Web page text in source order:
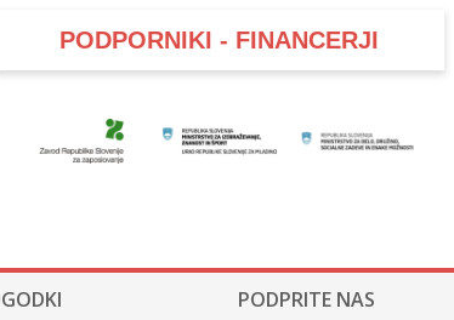
PODPORNIKI - FINANCERJI
PODPRITE NAS